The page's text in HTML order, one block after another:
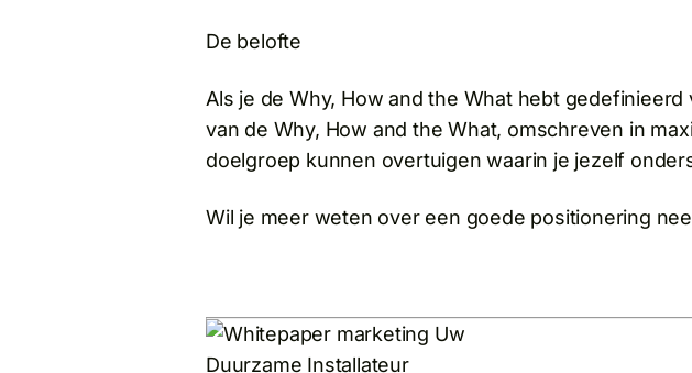
De belofte
Als je de Why, How and the What hebt
van de Why, How and the What, omschreven in
doelgroep kunnen overtuigen waarin je jezelf
Wil je meer weten over een goede positionering